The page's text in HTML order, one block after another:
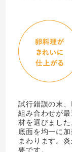
試行錯誤の末
組み合わせが
材を選びました
底面を均一に
まわります。
要です。